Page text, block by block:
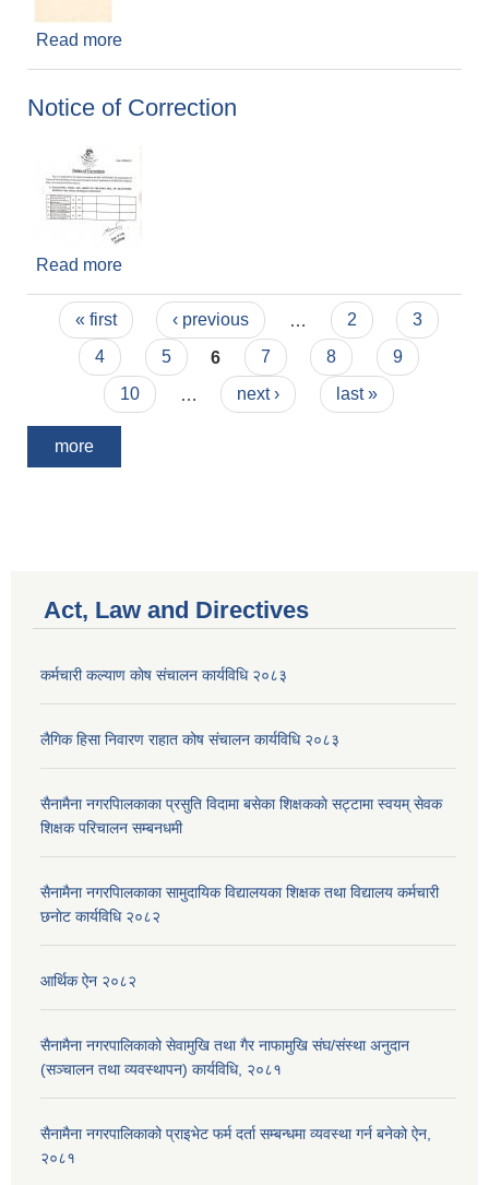
Read more
Notice of Correction
Read more
Pages
« first ‹ previous 2
3
4
5 6 7 8
9
10
next › last »
more
Act, Law and Directives
कर्मचारी कल्याण काेष संचालन कार्यविधि २०८३
लैगिक हिसा निवारण राहात कोष संचालन कार्यविधि २०८३
सैनामैना नगरपािलकाका प्रसुति विदामा बसेका शिक्षककाे सट्टामा स्वयम् सेवक
शिक्षक परिचालन सम्बनधमी
सैनामैना नगरपािलकाका सामुदायिक विद्यालयका शिक्षक तथा विद्यालय कर्मचारी
छनाेट कार्यविधि २०८२
आर्थिक ऐन २०८२
सैनामैना नगरपालिकाको सेवामुखि तथा गैर नाफामुखि संघ/संस्था अनुदान
(सञ्चालन तथा व्यवस्थापन) कार्यविधि, २०८१
सैनामैना नगरपालिकाको प्राइभेट फर्म दर्ता सम्बन्धमा व्यवस्था गर्न बनेको ऐन,
२०८१